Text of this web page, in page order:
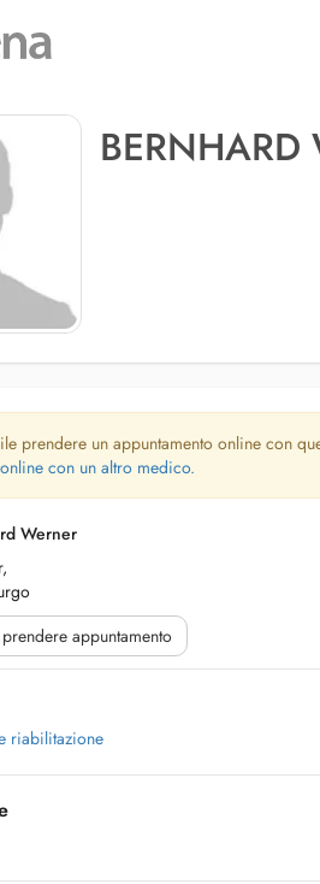
BERNHARD
prendere un appuntamento online con
con un altro medico.
Werner
appuntamento
riabilitazione